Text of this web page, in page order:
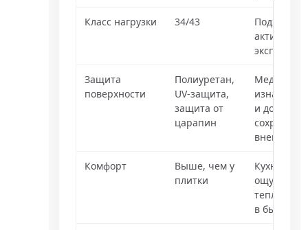
Класс нагрузки 34/43
Подходит
активной
Защита
поверхности
Полиуретан,
UV-защита,
защита от
царапин
и дольше
сохраняет
внешний
Комфорт
Выше, чем у
плитки
Кухня
теплее и
в быту